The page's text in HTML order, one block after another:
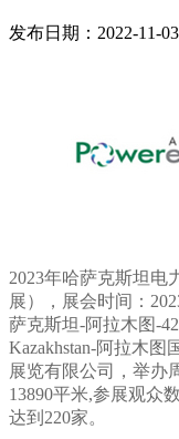
发布日期：2022-11-
2023年哈萨克斯坦电
展），展会时间：
萨克斯坦-阿拉木图-42
Kazakhstan-阿拉木
展览有限公司，举办
13890平米,参展观众
达到220家。